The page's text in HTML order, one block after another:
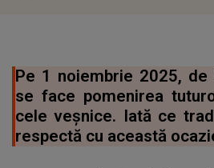
Pe 1 noiembrie 2025,
se face pomenirea
cele veșnice. Iată ce
respectă cu această